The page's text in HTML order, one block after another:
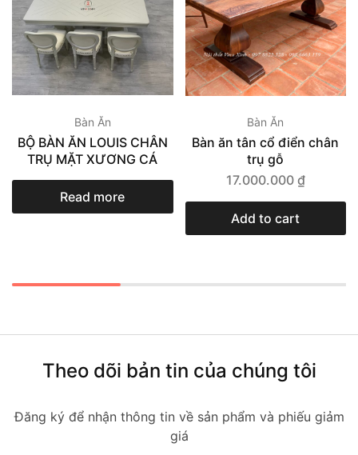
Bàn Ăn
BỘ BÀN ĂN LOUIS CHÂN
TRỤ MẶT XƯƠNG CÁ
Read more
Bàn Ăn
Bàn ăn tân cổ điển chân
trụ gỗ
17.000.000 ₫
Add to cart
Theo dõi bản tin của chúng tôi
Đăng ký để nhận thông tin về sản phẩm và phiếu giảm
giá